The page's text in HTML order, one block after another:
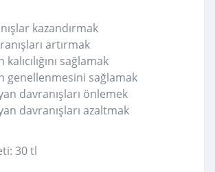
kazandırmak
artırmak
kalıcılığını sağlamak
genellenmesini sağlamak
davranışları önlemek
davranışları azaltmak
30 tl